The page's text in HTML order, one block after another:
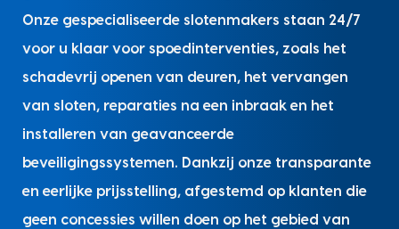
Onze gespecialiseerde slotenmakers staan 24/7
voor u klaar voor spoedinterventies, zoals het
schadevrij openen van deuren, het vervangen
van sloten, reparaties na een inbraak en het
installeren van geavanceerde
beveiligingssystemen. Dankzij onze transparante
en eerlijke prijsstelling, afgestemd op klanten die
geen concessies willen doen op het gebied van